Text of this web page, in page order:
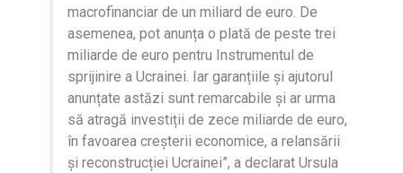
macrofinanciar de un miliard de euro. De
asemenea, pot anunța o plată de peste trei
miliarde de euro pentru Instrumentul de
sprijinire a Ucrainei. Iar garanțiile și ajutorul
anunțate astăzi sunt remarcabile și ar urma
să atragă investiții de zece miliarde de euro,
în favoarea creșterii economice, a relansării
și reconstrucției Ucrainei”, a declarat Ursula